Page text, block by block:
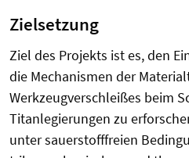
Zielsetzung
Ziel des Projekts ist es, den
die Mechanismen der
Werkzeugverschleißes beim
Titanlegierungen zu
unter sauerstofffreien